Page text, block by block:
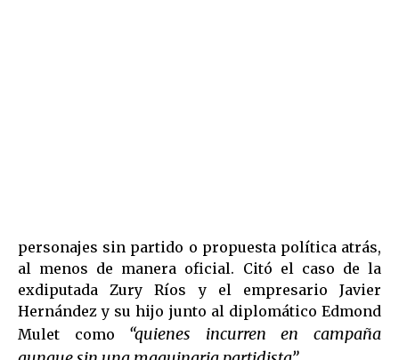
personajes sin partido o propuesta política atrás,
al menos de manera oficial. Citó el caso de la
exdiputada Zury Ríos y el empresario Javier
Hernández y su hijo junto al diplomático Edmond
Mulet como “quienes incurren en campaña